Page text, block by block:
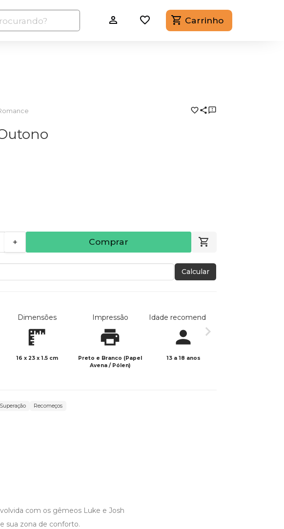
Carrinho
+ Comprar
Calcular
Dimensões
16 x 23 x 1.5 cm
Impressão
Preto e Branco (Papel
Avena / Pólen)
Idade recomendada
13 a 18 anos
Superação Recomeços
com os gêmeos Luke e Josh
sua zona de conforto.